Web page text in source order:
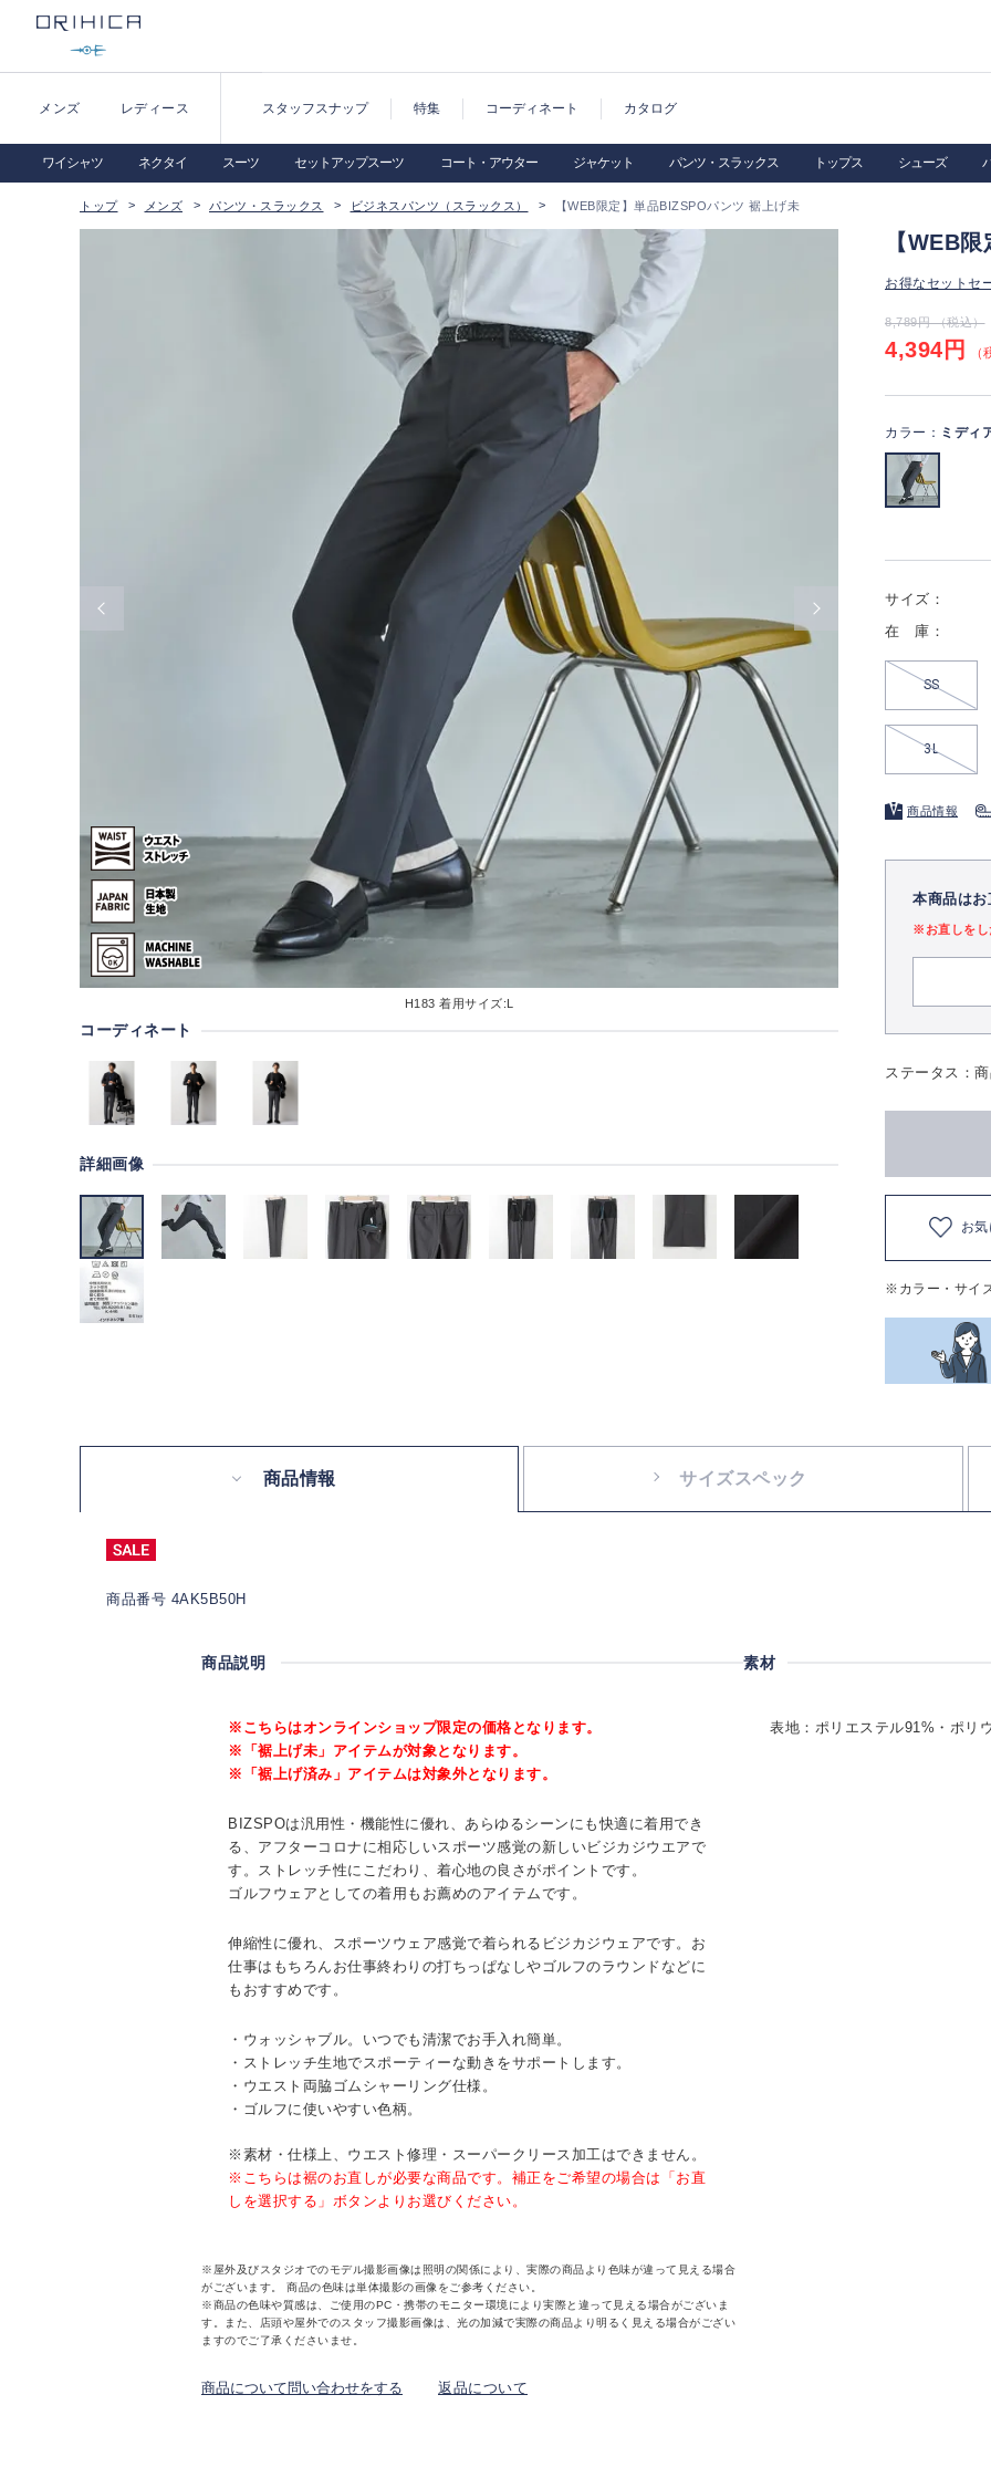
メンズ レディース スタッフスナップ 特集 コーディネート カタログ
ワイシャツ ネクタイ スーツ セットアップスーツ コート・アウター ジャケット パンツ・スラックス トップス シューズ
トップ メンズ パンツ・スラックス ビジネスパンツ（スラックス） 【WEB限定】単品BIZSPOパンツ 裾上げ未
H183 着用サイズ:L
コーディネート
詳細画像
【WEB
お得なセットセ
8,789円 （税込）
4,394円 （
カラー： ミディ
サイズ：
在 庫：
SS
3L
商品情報
本商品は
※お直しをし
ステータス：
お
※カラー・サイ
商品情報 サイズスペック
商品番号 4AK5B50H
商品説明
※こちらはオンラインショップ限定の価格となります。
※「裾上げ未」アイテムが対象となります。
※「裾上げ済み」アイテムは対象外となります。
BIZSPOは汎用性・機能性に優れ、あらゆるシーンにも快適に着用でき
る、アフターコロナに相応しいスポーツ感覚の新しいビジカジウエアで
す。ストレッチ性にこだわり、着心地の良さがポイントです。
ゴルフウェアとしての着用もお薦めのアイテムです。
伸縮性に優れ、スポーツウェア感覚で着られるビジカジウェアです。お
仕事はもちろんお仕事終わりの打ちっぱなしやゴルフのラウンドなどに
もおすすめです。
・ウォッシャブル。いつでも清潔でお手入れ簡単。
・ストレッチ生地でスポーティーな動きをサポートします。
・ウエスト両脇ゴムシャーリング仕様。
・ゴルフに使いやすい色柄。
※素材・仕様上、ウエスト修理・スーパークリース加工はできません。
※こちらは裾のお直しが必要な商品です。補正をご希望の場合は「お直
しを選択する」ボタンよりお選びください。
※屋外及びスタジオでのモデル撮影画像は照明の関係により、実際の商品より色味が違って見える場合
がございます。 商品の色味は単体撮影の画像をご参考ください。
※商品の色味や質感は、ご使用のPC・携帯のモニター環境により実際と違って見える場合がございま
す。また、店頭や屋外でのスタッフ撮影画像は、光の加減で実際の商品より明るく見える場合がござい
ますのでご了承くださいませ。
商品について問い合わせをする 返品について
素材
表地：ポリエステル91%・ポリ